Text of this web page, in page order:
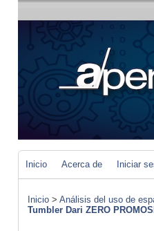
Inicio Acerca de Iniciar
Inicio > Análisis del uso de
Tumbler Dari ZERO